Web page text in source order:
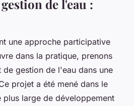
de l'eau :
une approche participative
dans la pratique, prenons
gestion de l'eau dans une
projet a été mené dans le
large de développement